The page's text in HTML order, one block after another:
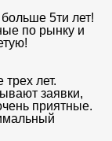
5ти лет!
по рынку и
лет.
заявки,
приятные.